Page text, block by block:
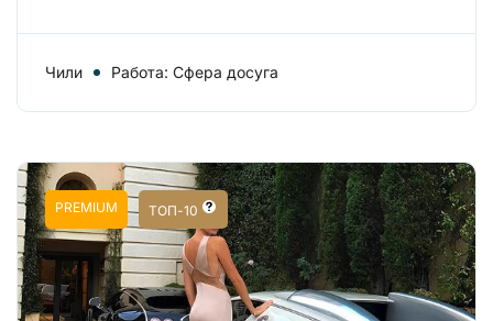
Чили Работа: Сфера досуга
PREMIUM ТОП-10